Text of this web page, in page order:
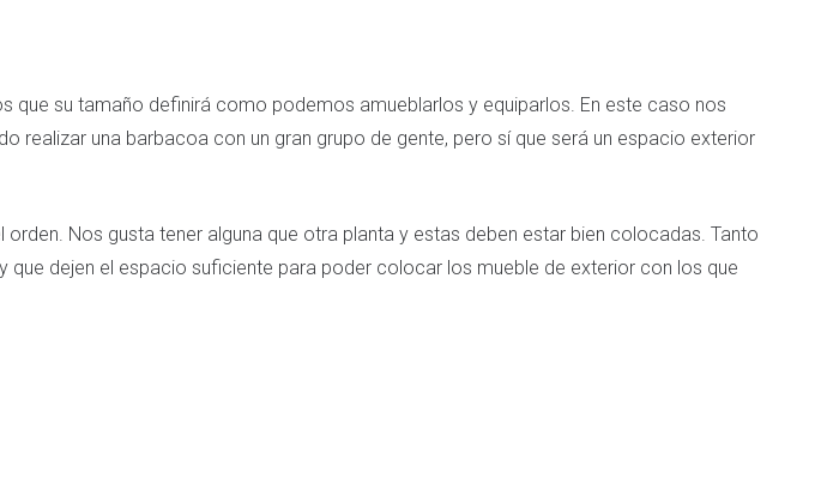
que su tamaño definirá como podemos amueblarlos y equiparlos. En este caso nos
una barbacoa con un gran grupo de gente, pero sí que será un espacio exterior
orden. Nos gusta tener alguna que otra planta y estas deben estar bien colocadas. Tanto
dejen el espacio suficiente para poder colocar los mueble de exterior con los que